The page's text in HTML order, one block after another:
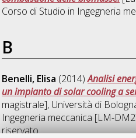
Corso di Studio in Ingegneria
B
Benelli, Elisa (2014)Analisi
un impianto di solar cooling a
magistrale], Università di
Ingegneria meccanica [LM-
riservato.